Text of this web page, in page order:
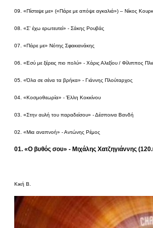
09. «Πίστεψε με» («Πάρε με απόψε αγκαλιά») – Νίκος
08. «Σ’ έχω ερωτευτεί» - Σάκης Ρουβάς
07. «Πάρε με» Νότης Σφακιανάκης
06. «Εσύ με ξέρεις πιο πολύ» - Χάρις Αλεξίου / Φίλιππος
05. «Όλα σε σένα τα βρήκα» - Γιάννης Πλούταρχος
04. «Κοσμοθεωρία» - Έλλη Κοκκίνου
03. «Στην αυλή του παραδείσου» - Δέσποινα Βανδή
02. «Μια αναπνοή» - Αντώνης Ρέμος
01. «Ο βυθός σου» - Μιχάλης Χατζηγιάννης
Κική Β.